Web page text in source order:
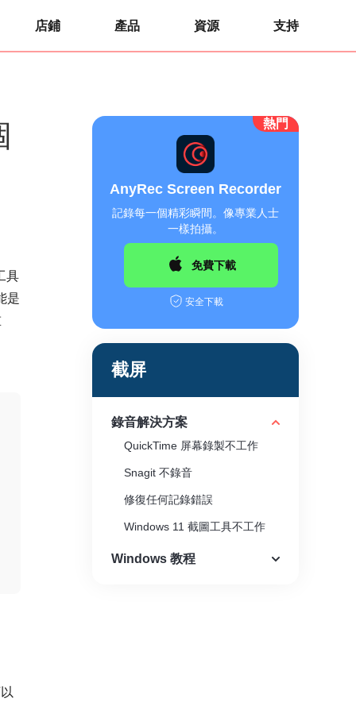
店鋪 產品 資源 支持
熱門
AnyRec Screen Recorder
記錄每一個精彩瞬間。像專業人士
一樣拍攝。
免費下載
安全下載
截屏
錄音解決方案
QuickTime 屏幕錄製不工作
Snagit 不錄音
修復任何記錄錯誤
Windows 11 截圖工具不工作
Windows 教程
具
是